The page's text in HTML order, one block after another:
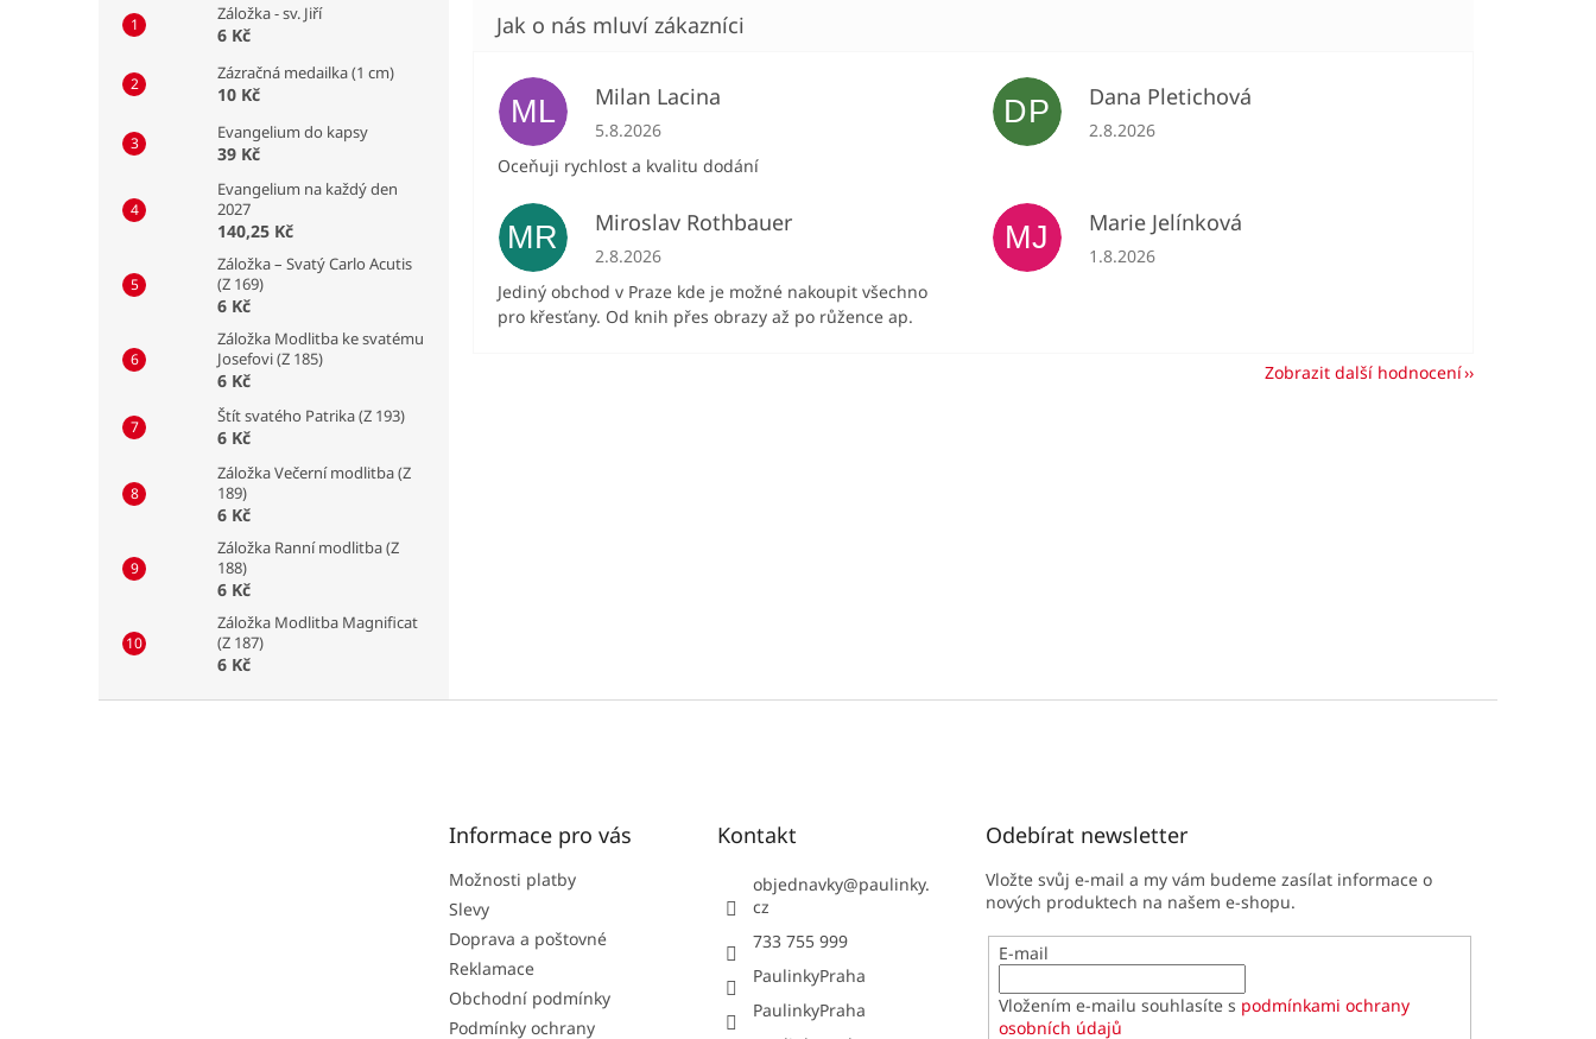
Záložka - sv. Jiří
6 Kč
Zázračná medailka (1 cm)
10 Kč
Evangelium do kapsy
39 Kč
Evangelium na každý den
2027
140,25 Kč
Záložka – Svatý Carlo Acutis
(Z 169)
6 Kč
Záložka Modlitba ke svatému
Josefovi (Z 185)
6 Kč
Štít svatého Patrika (Z 193)
6 Kč
Záložka Večerní modlitba (Z
189)
6 Kč
Záložka Ranní modlitba (Z
188)
6 Kč
Záložka Modlitba Magnificat
(Z 187)
6 Kč
ML Milan Lacina
Hodnocení obchodu je 5 z 5 hvězdiček.
5.8.2026
Oceňuji rychlost a kvalitu dodání
DP Dana Pletichová
Hodnocení obchodu je 5 z 5 hvězdiček.
2.8.2026
MR Miroslav Rothbauer
Hodnocení obchodu je 5 z 5 hvězdiček.
2.8.2026
Jediný obchod v Praze kde je možné nakoupit všechno
pro křesťany. Od knih přes obrazy až po růžence ap.
MJ Marie Jelínková
Hodnocení obchodu je 5 z 5 hvězdiček.
1.8.2026
Zobrazit další hodnocení
Informace pro vás
Možnosti platby
Slevy
Doprava a poštovné
Reklamace
Obchodní podmínky
Podmínky ochrany
Kontakt
objednavky@paulinky.
cz
733 755 999
PaulinkyPraha
PaulinkyPraha
Odebírat newsletter
Vložte svůj e-mail a my vám budeme zasílat informace o
nových produktech na našem e-shopu.
E-mail
Vložením e-mailu souhlasíte s podmínkami ochrany
osobních údajů